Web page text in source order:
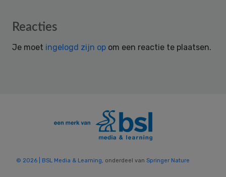
Reader
Reacties
Je moet ingelogd zijn op om een reactie te plaatsen.
© 2026 | BSL Media & Learning, onderdeel van Springer Nature